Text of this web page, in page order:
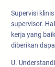
Supervisi
supervisor.
kerja yang
diberikan
U.